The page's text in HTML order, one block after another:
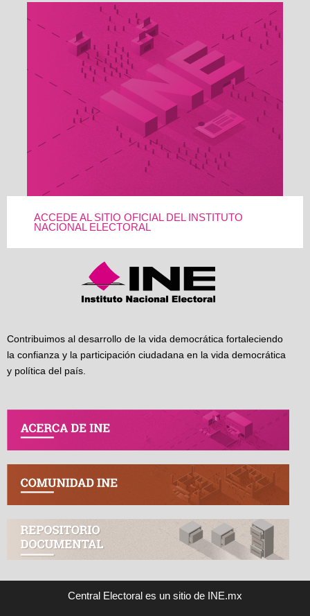
ACCEDE AL SITIO OFICIAL DEL INSTITUTO
NACIONAL ELECTORAL
Contribuimos al desarrollo de la vida democrática fortaleciendo
la confianza y la participación ciudadana en la vida democrática
y política del país.
Central Electoral es un sitio de INE.mx